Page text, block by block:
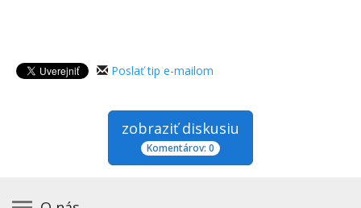
Poslať tip e-mailom
zobraziť diskusiu
Komentárov: 0